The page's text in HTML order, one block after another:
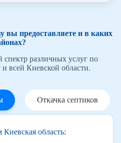
вы предоставляете и в каких
различных услуг по
всей Киевской области.
Откачка септиков
область: